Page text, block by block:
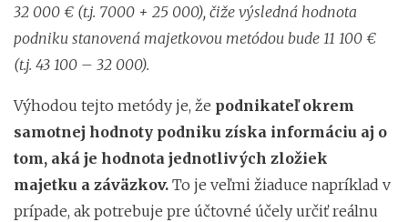
32 000 € (t.j. 7000 + 25 000), čiže výsledná hodnota
podniku stanovená majetkovou metódou bude 11 100 €
(t.j. 43 100 – 32 000).
Výhodou tejto metódy je, že podnikateľ okrem
samotnej hodnoty podniku získa informáciu aj o
tom, aká je hodnota jednotlivých zložiek
majetku a záväzkov. To je veľmi žiaduce napríklad v
prípade, ak potrebuje pre účtovné účely určiť reálnu